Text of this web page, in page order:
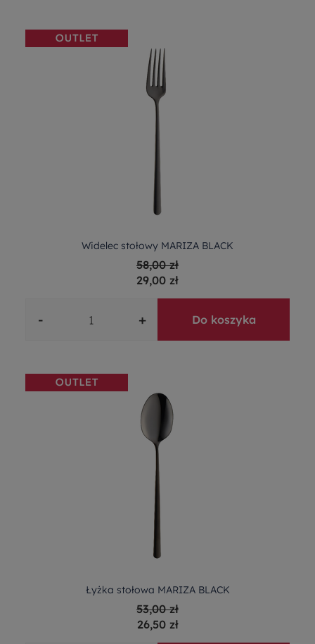
Widelec stołowy MARIZA BLACK
58,00 zł
29,00 zł
- + Do koszyka
Łyżka stołowa MARIZA BLACK
53,00 zł
26,50 zł